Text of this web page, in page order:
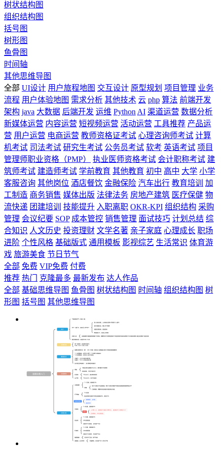
树状结构图
组织结构图
括号图
树形图
鱼骨图
时间轴
其他思维导图
全部 UI设计 用户旅程地图 交互设计 原型规划 项目管理 业务
流程 用户体验地图 需求分析 其他技术 云 php 算法 前端开发
架构 java 大数据 后端开发 运维 Python AI 渠道运营 数据分析
新媒体运营 内容运营 短视频运营 活动运营 工具推荐 产品运
营 用户运营 电商运营 教师资格证考试 心理咨询师考试 计算
机考试 司法考试 研究生考试 公务员考试 软考 英语考试 项目
管理师职业资格（PMP）
执业医师资格考试 会计职称考试 建
筑师考试 建造师考试 学前教育 其他教育 初中 高中 大学 小学
客服咨询 其他岗位 酒店餐饮 金融保险 汽车出行 教育培训
加
工制造 商务销售 媒体出版 法律法务 房地产建筑 医疗保健 物
流快递 团建培训 技能提升 入职离职 OKR-KPI 组织结构 采购
管理 会议纪要 SOP 成本管控 销售管理 面试技巧 计划总结 综
合知识 人文历史 投资理财 文学名著 亲子家庭 心理成长 职场
进阶 个性风格 基础版式 通用模板 影视综艺 生活常识 体育游
戏 旅游美食 节日节气
全部 免费 VIP免费 付费
推荐 热门 克隆最多 最新发布 达人作品
全部 基础思维导图 鱼骨图 树状结构图 时间轴 组织结构图 树
形图 括号图 其他思维导图